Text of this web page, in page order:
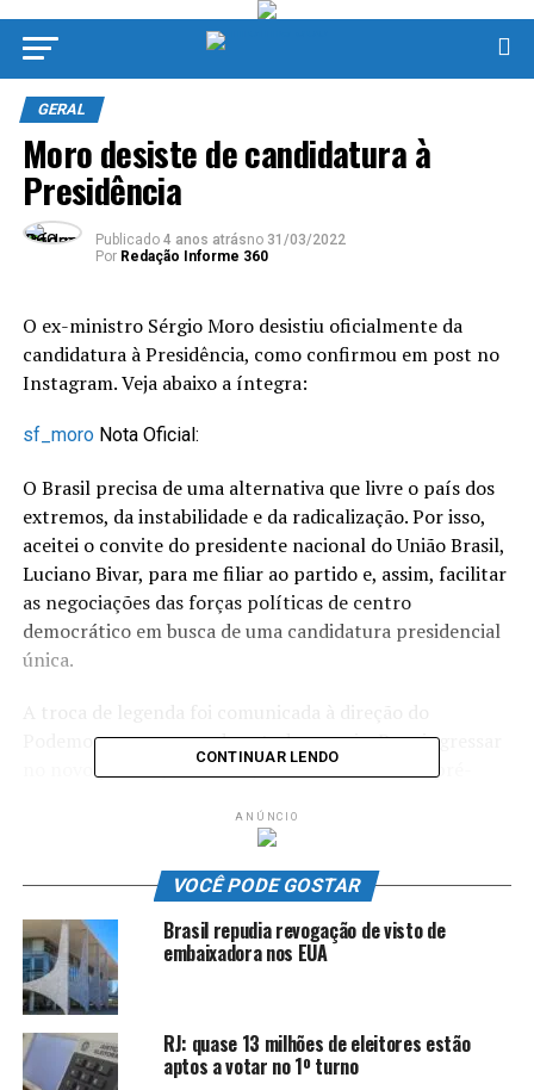
GERAL
Moro desiste de candidatura à
Presidência
Publicado 4 anos atrásno 31/03/2022
Por Redação Informe 360
O ex-ministro Sérgio Moro desistiu oficialmente da
candidatura à Presidência, como confirmou em post no
Instagram. Veja abaixo a íntegra:
sf_moro Nota Oficial:
O Brasil precisa de uma alternativa que livre o país dos
extremos, da instabilidade e da radicalização. Por isso,
aceitei o convite do presidente nacional do União Brasil,
Luciano Bivar, para me filiar ao partido e, assim, facilitar
as negociações das forças políticas de centro
democrático em busca de uma candidatura presidencial
única.
A troca de legenda foi comunicada à direção do
Podemos, a quem agradeço todo o apoio. Para ingressar
no novo partido, abro mão, nesse momento, da pré-
democracia para recuperar o sonho de um Brasil melhor.
TÓPICOS RELACIONADOS: DESTAQUE GERAL POLITICA
ATÉ A PRÓXIMA
Chocolate para a Páscoa pode apresentar diferença de
até 224% no preço
NÃO PERCA
“Meu comportamento foi inaceitável”, diz Will Smith
CONTINUAR LENDO
ANÚNCIO
VOCÊ PODE GOSTAR
Brasil repudia revogação de visto de
embaixadora nos EUA
RJ: quase 13 milhões de eleitores estão
aptos a votar no 1º turno